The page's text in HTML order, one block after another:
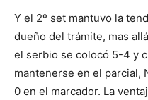
Y el 2º set mantuvo la
dueño del trámite, mas
el serbio se colocó 5-4 y
mantenerse en el parcial,
0 en el marcador. La